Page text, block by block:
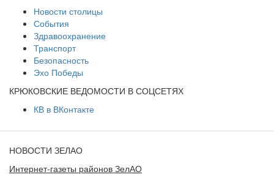
Новости столицы
События
Здравоохранение
Транспорт
Безопасность
Эхо Победы
КРЮКОВСКИЕ ВЕДОМОСТИ В СОЦСЕТЯХ
КВ в ВКонтакте
НОВОСТИ ЗЕЛАО
Интернет-газеты районов ЗелАО